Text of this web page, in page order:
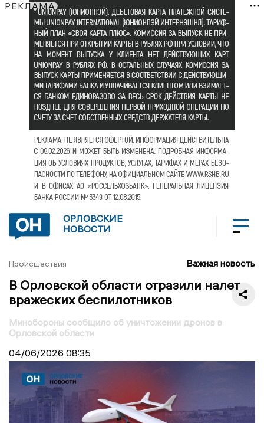
РЕКЛАМА
ОРЛОВСКИЕ
НОВОСТИ
Происшествия Важная новость
В Орловской области отразили налет
вражеских беспилотников
Минобороны сообщило об уничтожении дронов в
Орловской области
04/06/2026 08:35